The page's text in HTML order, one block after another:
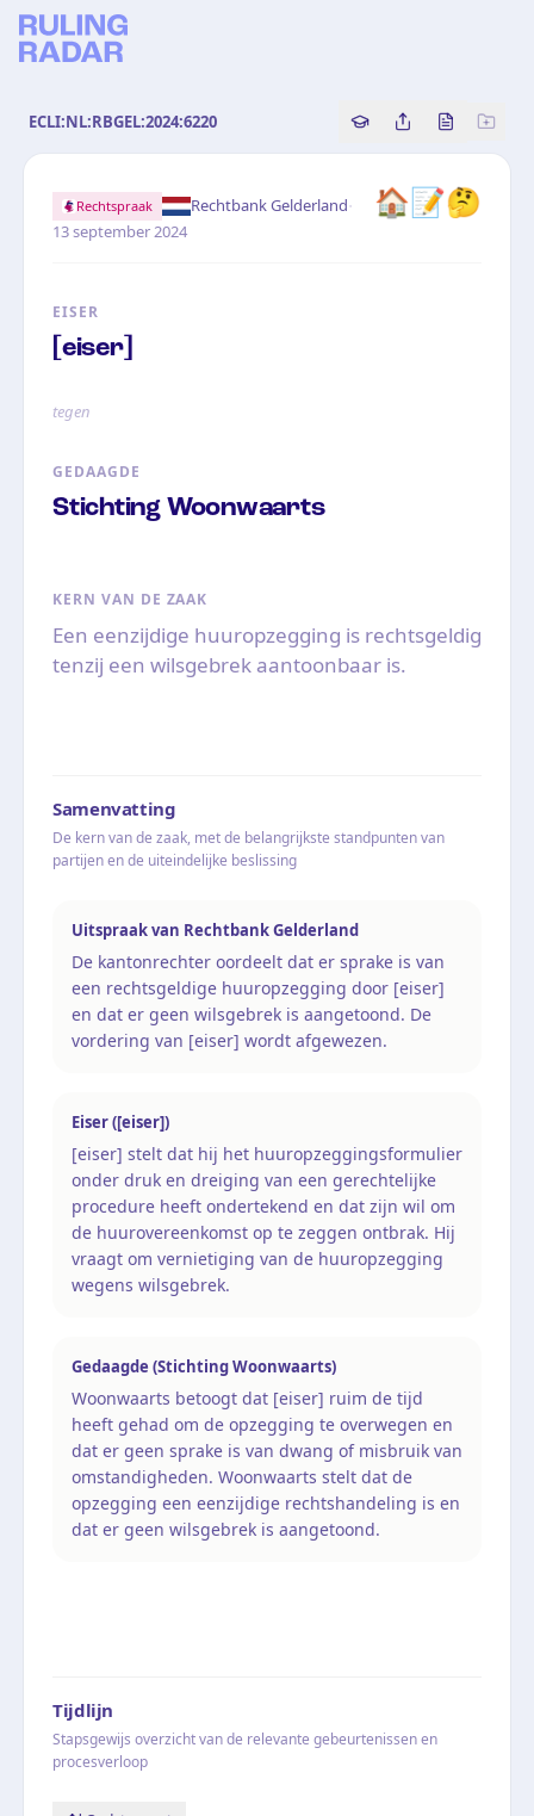
ECLI:NL:RBGEL:2024:6220 Copy source
Share this
Bekijk
🏠📝🤔
Rechtspraak Rechtbank Gelderland·
13 september 2024
EISER
[eiser]
tegen
GEDAAGDE
Stichting Woonwaarts
KERN VAN DE ZAAK
Een eenzijdige huuropzegging is rechtsgeldig
tenzij een wilsgebrek aantoonbaar is.
Samenvatting
De kern van de zaak, met de belangrijkste standpunten van
partijen en de uiteindelijke beslissing
Uitspraak van Rechtbank Gelderland
De kantonrechter oordeelt dat er sprake is van
een rechtsgeldige huuropzegging door [eiser]
en dat er geen wilsgebrek is aangetoond. De
vordering van [eiser] wordt afgewezen.
Eiser ([eiser])
[eiser] stelt dat hij het huuropzeggingsformulier
onder druk en dreiging van een gerechtelijke
procedure heeft ondertekend en dat zijn wil om
de huurovereenkomst op te zeggen ontbrak. Hij
vraagt om vernietiging van de huuropzegging
wegens wilsgebrek.
Gedaagde (Stichting Woonwaarts)
Woonwaarts betoogt dat [eiser] ruim de tijd
heeft gehad om de opzegging te overwegen en
dat er geen sprake is van dwang of misbruik van
omstandigheden. Woonwaarts stelt dat de
opzegging een eenzijdige rechtshandeling is en
dat er geen wilsgebrek is aangetoond.
Tijdlijn
Stapsgewijs overzicht van de relevante gebeurtenissen en
procesverloop